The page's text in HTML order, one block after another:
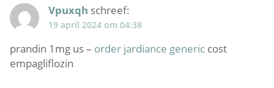
Vpuxqh schreef:
19 april 2024 om 04:38
prandin 1mg us – order jardiance generic cost
empagliflozin